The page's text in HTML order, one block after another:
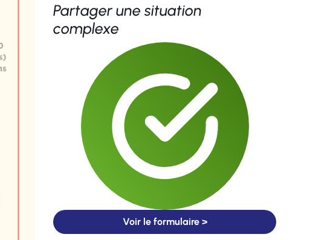
Partager une situation
complexe
Voir le formulaire >